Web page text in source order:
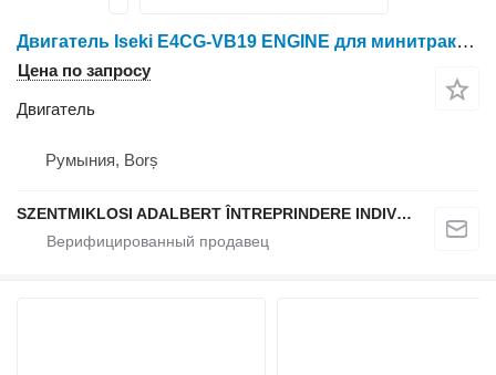
Двигатель Iseki E4CG-VB19 ENGINE для минитрактора
Цена по запросу
Двигатель
Румыния, Borș
SZENTMIKLOSI ADALBERT ÎNTREPRINDERE INDIVIDUALĂ